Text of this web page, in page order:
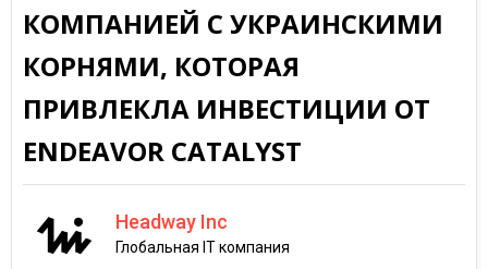
КОМПАНИЕЙ С УКРАИНСКИМИ
КОРНЯМИ, КОТОРАЯ
ПРИВЛЕКЛА ИНВЕСТИЦИИ ОТ
ENDEAVOR CATALYST
Headway Inc
Глобальная IT компания